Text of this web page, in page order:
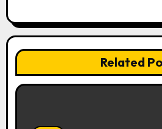
Related